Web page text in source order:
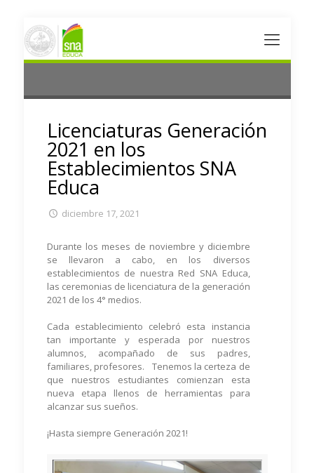
Licenciaturas Generación
2021 en los
Establecimientos SNA
Educa
diciembre 17, 2021
Durante los meses de noviembre y diciembre
se llevaron a cabo, en los diversos
establecimientos de nuestra Red SNA Educa,
las ceremonias de licenciatura de la generación
2021 de los 4° medios.
Cada establecimiento celebró esta instancia
tan importante y esperada por nuestros
alumnos, acompañado de sus padres,
familiares, profesores. Tenemos la certeza de
que nuestros estudiantes comienzan esta
nueva etapa llenos de herramientas para
alcanzar sus sueños.
¡Hasta siempre Generación 2021!